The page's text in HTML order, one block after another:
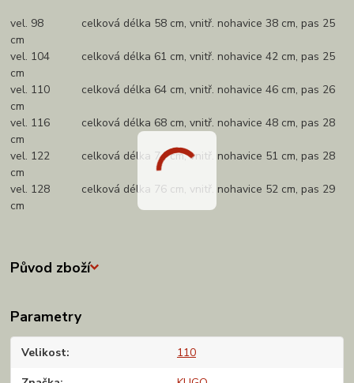
vel. 98 celková délka 58 cm, vnitř. nohavice 38 cm, pas 25
cm
vel. 104 celková délka 61 cm, vnitř. nohavice 42 cm, pas 25
cm
vel. 110 celková délka 64 cm, vnitř. nohavice 46 cm, pas 26
cm
vel. 116 celková délka 68 cm, vnitř. nohavice 48 cm, pas 28
cm
vel. 122 celková délka 74 cm, vnitř. nohavice 51 cm, pas 28
cm
vel. 128 celková délka 76 cm, vnitř. nohavice 52 cm, pas 29
cm
Původ zboží
Parametry
Velikost 110